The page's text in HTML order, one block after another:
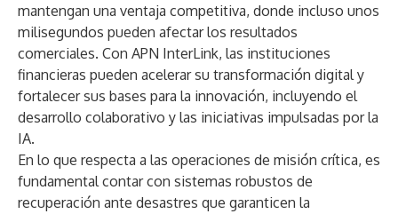
mantengan una ventaja competitiva, donde incluso unos
milisegundos pueden afectar los resultados
comerciales. Con APN InterLink, las instituciones
financieras pueden acelerar su transformación digital y
fortalecer sus bases para la innovación, incluyendo el
desarrollo colaborativo y las iniciativas impulsadas por la
IA.
En lo que respecta a las operaciones de misión crítica, es
fundamental contar con sistemas robustos de
recuperación ante desastres que garanticen la